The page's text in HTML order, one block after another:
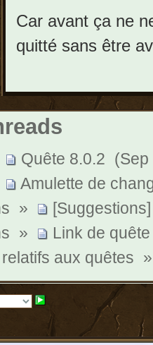
Car avant ça ne
quitté sans être
Quête 8.0.2 (Sep
Amulette de
»
»
Link de quête
aux quêtes »